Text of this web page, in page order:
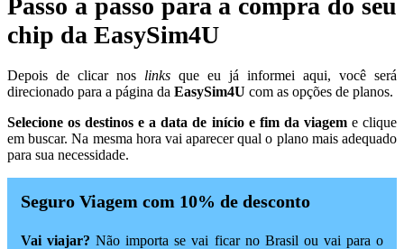
Passo a passo para a compra do seu
chip da EasySim4U
Depois de clicar nos links que eu já informei aqui, você será
direcionado para a página da EasySim4U com as opções de planos.
Selecione os destinos e a data de início e fim da viagem e clique
em buscar. Na mesma hora vai aparecer qual o plano mais adequado
para sua necessidade.
Seguro Viagem com 10% de desconto
Vai viajar? Não importa se vai ficar no Brasil ou vai para o